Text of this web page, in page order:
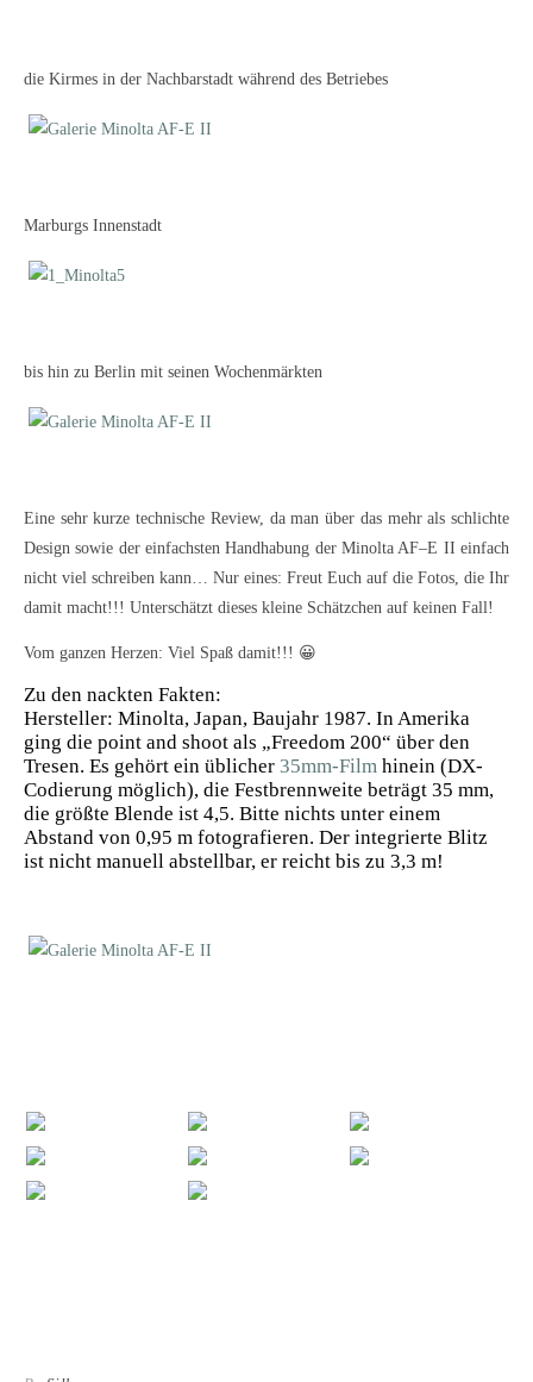
die Kirmes in der Nachbarstadt während des Betriebes
Marburgs Innenstadt
bis hin zu Berlin mit seinen Wochenmärkten
Eine sehr kurze technische Review, da man über das mehr als schlichte
Design sowie der einfachsten Handhabung der Minolta AF–E II einfach
nicht viel schreiben kann… Nur eines: Freut Euch auf die Fotos, die Ihr
damit macht!!! Unterschätzt dieses kleine Schätzchen auf keinen Fall!
Vom ganzen Herzen: Viel Spaß damit!!! 😀
Zu den nackten Fakten:
Hersteller: Minolta, Japan, Baujahr 1987. In Amerika
ging die point and shoot als „Freedom 200“ über den
Tresen. Es gehört ein üblicher 35mm-Film hinein (DX-
Codierung möglich), die Festbrennweite beträgt 35 mm,
die größte Blende ist 4,5. Bitte nichts unter einem
Abstand von 0,95 m fotografieren. Der integrierte Blitz
ist nicht manuell abstellbar, er reicht bis zu 3,3 m!